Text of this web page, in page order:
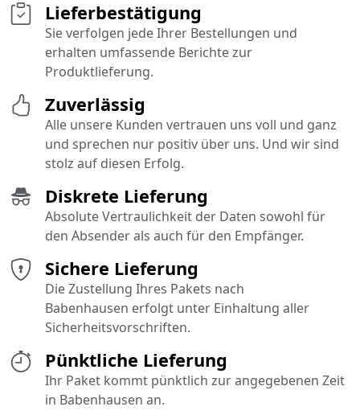
Pünktliche Lieferung
Ihr Paket kommt pünktlich zur angegebenen Zeit
in Babenhausen an.
Sichere Lieferung
Die Zustellung Ihres Pakets nach
Babenhausen erfolgt unter Einhaltung aller
Sicherheitsvorschriften.
Diskrete Lieferung
Absolute Vertraulichkeit der Daten sowohl für
den Absender als auch für den Empfänger.
Lieferbestätigung
Sie verfolgen jede Ihrer Bestellungen und
erhalten umfassende Berichte zur
Produktlieferung.
Zuverlässig
Alle unsere Kunden vertrauen uns voll und ganz
und sprechen nur positiv über uns. Und wir sind
stolz auf diesen Erfolg.